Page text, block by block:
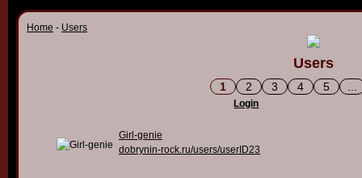
Home - Users
Users
1 2 3 4 5
Login
Girl-genie
dobrynin-rock.ru/users/userID23